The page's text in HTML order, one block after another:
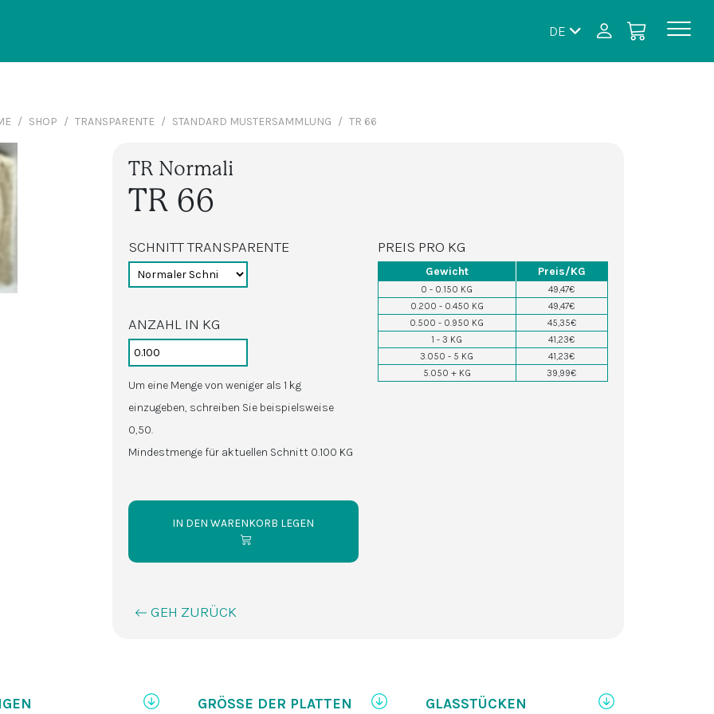
DE
SHOP TRANSPARENTE STANDARD MUSTERSAMMLUNG TR 66
TR Normali
TR 66
SCHNITT TRANSPARENTE
ANZAHL IN KG
Um eine Menge von weniger als 1 kg
einzugeben, schreiben Sie beispielsweise
0,50.
Mindestmenge für aktuellen Schnitt 0.100 KG
PREIS PRO KG
Gewicht Preis/KG
0 - 0.150 KG
49,47€
0.200 - 0.450 KG
49,47€
0.500 - 0.950 KG
45,35€
1 - 3 KG
41,23€
3.050 - 5 KG
41,23€
5.050 + KG
39,99€
GEH ZURÜCK
GRÖSSE DER PLATTEN GLASSTÜCKEN